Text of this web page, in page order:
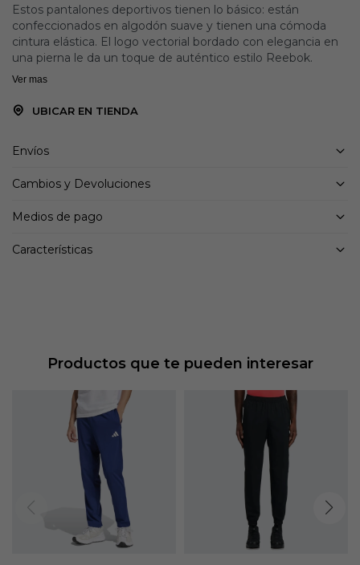
Estos pantalones deportivos tienen lo básico: están
confeccionados en algodón suave y tienen una cómoda
cintura elástica. El logo vectorial bordado con elegancia en
una pierna le da un toque de auténtico estilo Reebok.
Ver mas
UBICAR EN TIENDA
Envíos
Cambios y Devoluciones
Medios de pago
Características
Productos que te pueden interesar